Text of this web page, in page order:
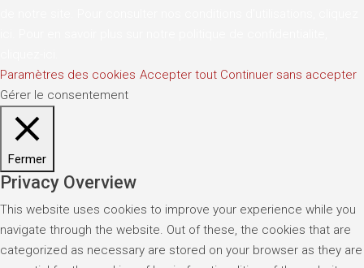
Paramètres des cookies Accepter tout Continuer sans accepter
Gérer le consentement
Fermer
Privacy Overview
This website uses cookies to improve your experience while you
navigate through the website. Out of these, the cookies that are
categorized as necessary are stored on your browser as they are